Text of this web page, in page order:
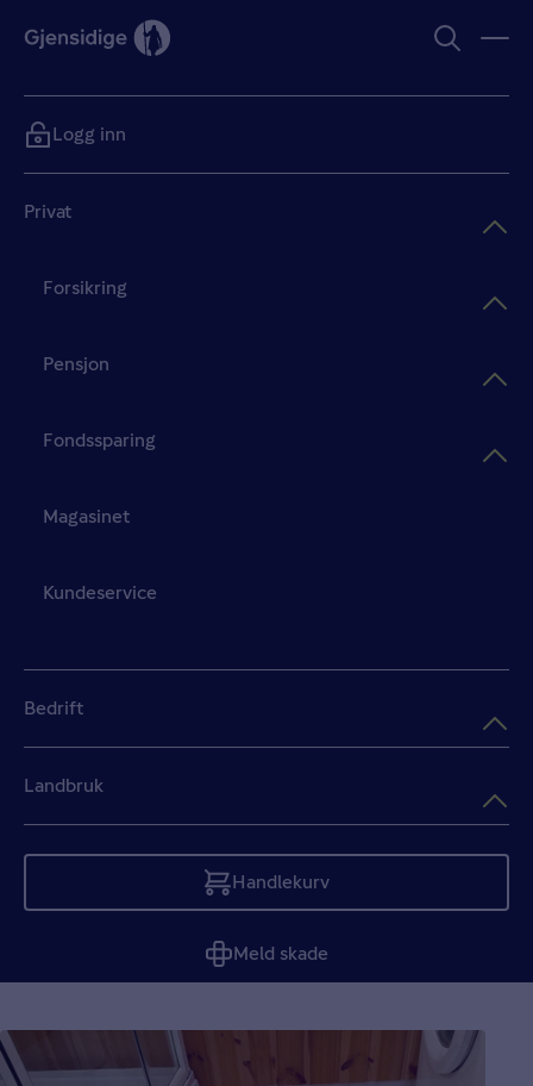
Privat
Forsikring
Pensjon
Fondssparing
Magasinet
Kundeservice
Bedrift
Landbruk
Handlekurv
Tom
Meld skade
Logg inn